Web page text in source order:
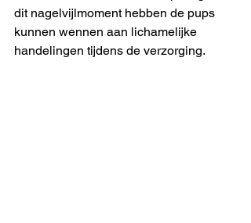
dit nagelvijlmoment hebben de pups
kunnen wennen aan lichamelijke
handelingen tijdens de verzorging.